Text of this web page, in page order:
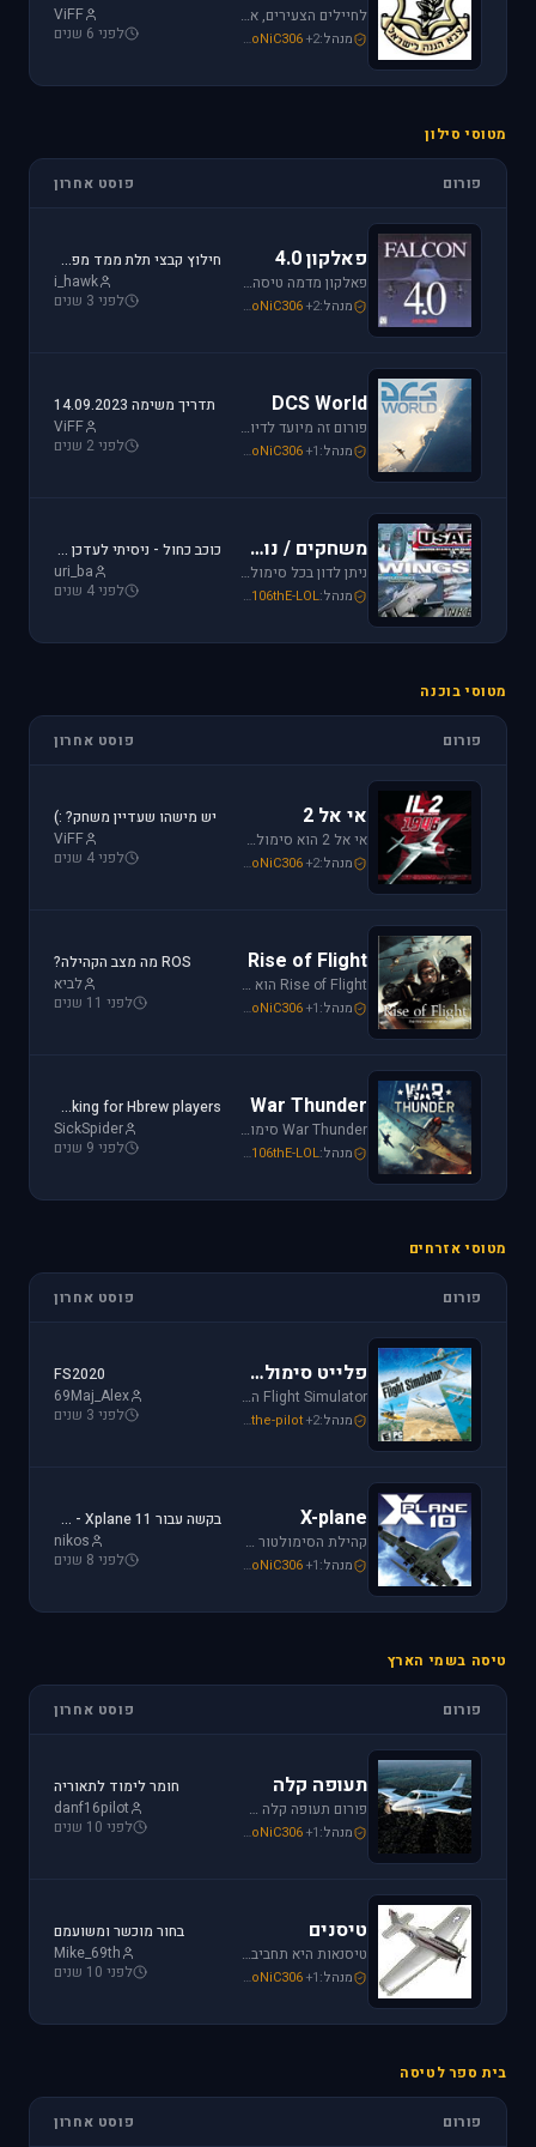
לחיילים הצעירים, אלו שעומדים ללבוש מדי זית ואלה שעדין קמים בבוקר לבית ספר, את כל הפרטים אודות הגיוס תמצאו כאן.
מנהל: loven SoNiC306+2
ViFF
לפני 6 שנים
מטוסי סילון
פורום פוסט אחרון
פאלקון 4.0
פאלקון מדמה טיסה בצורה ריאליסטית ומתקדמת במטוס ה-F-16. מתקשים? זקוקים לעזרה? רוצים לשתף תמונה או וידיאו מהטיסה שלכם ב- Falcon זהו הפורום המתאים.
מנהל: i_hawk SoNiC306+2
חילוץ קבצי תלת ממד מפאלקון
i_hawk
לפני 3 שנים
DCS World
פורום זה מיועד לדיון בסדרת הסימולטורים Digital Combat Simulator וכן בסדרת Lock On Modern Air Combat. מחפשים תמיכה? או סתם רוצים לשתף מידע ותמונות זהו המקום הנכון.
מנהל: SoNiC306+1
תדריך משימה 14.09.2023
ViFF
לפני 2 שנים
משחקים / נוסטלגיה
ניתן לדון בכל סימולטור טיסה או משחקים שאינם בגדר סימולטורים אשר אין להם פורום נפרד ובסימולטורים נוסטלגיים כגון: אף-15, אף-18, חיל האויר האמריקני, כוכב כחול - "חיל האויר הישראלי" וסטרייק פייטרס.
מנהל: Mike_69th ,106thE-LOL
כוכב כחול - ניסיתי לעדכן את לגירסה 1.1 וקיבלתי הודעת שגיאה.
uri_ba
לפני 4 שנים
מטוסי בוכנה
פורום פוסט אחרון
אי אל 2
אי אל 2 הוא סימולטור מלחמת העולם השניה מבית Oleg Maddox. טוס בספיטפייר ומוסטנג ושנה את ההיסטוריה במלחמות מעל שמי אירופה, צפון אפריקה והמזרח הרחוק.
מנהל: SoNiC306+2
יש מישהו שעדיין משחק? :)
ViFF
לפני 4 שנים
Rise of Flight
Rise of Flight הוא סימולטור מלחמת העולם הראשונה הטוב ביותר שיש! טוס בשמים הווירטואליים במטוסים האגדיים, Sopwith Camel, S.E.5a, Albatros D.Va וה-Fokker Dr.1 שטסו בהם אבירי מלחמת העולם. השמיים הווירטואליים צריכים אותך!
מנהל: Mike_69th SoNiC306+1
ROS מה מצב הקהילה?
לביא
לפני 11 שנים
War Thunder
War Thunder סימולטור טיסה קרבי השייך לתקופת מלחמת העולם השנייה, לכותר אפשרות לתפקד בקשת רחבה של רמות ריאליזם החל מאפשרות Arcade ועד לסימולטור של ממש.
מנהל: Mike_69th ,106thE-LOL
Looking for Hbrew players...
SickSpider
לפני 9 שנים
מטוסי אזרחים
פורום פוסט אחרון
פלייט סימולטור
Flight Simulator הוא סימולטור טיסה הפופולארי והריאליסטי ביותר בתחום התעופה האזרחית. שתף וקבל תמיכה עבור שדות תעופה, סינרים, צביעות ומטוסים עבור FSX ו-FS2004.
מנהל: Mike_69th ,the-pilot+2
FS2020
69Maj_Alex
לפני 3 שנים
X-plane
קהילת הסימולטור X-plane, סימולטור העתיד של התעופה האזרחית. בפורום תוכלו לקבל מידע ותמיכה. אז קדימה, תפסו את הג'ויסטיק והצטרפו לחוויה.
מנהל: Mike_69th SoNiC306+1
בקשה עבור Xplane 11 - צביעה של חברת ישראייר למטוס FF A320
nikos
לפני 8 שנים
טיסה בשמי הארץ
פורום פוסט אחרון
תעופה קלה
פורום תעופה קלה מתמחה בכל האפשרויות הקיימות: טייס ליום אחד, טיסה בשמי ישראל, חברות תעופה, בתי ספר לטיסה, רשיון טייס ואפילו טיסות רומנטיות.
מנהל: loven SoNiC306+1
חומר לימוד לתאוריה
danf16pilot
לפני 10 שנים
טיסנים
טיסנאות היא תחביב יקר, בואו לקבל תמיכה ומידע על טיסנים יד שניה, חנות טיסנים, טיסנים למתחילים וכמובן לשתף את החברים בחוויות. הצטרפו לפורום טיסנים!
מנהל: Iaf_Assaf SoNiC306+1
בחור מוכשר ומשועמם
Mike_69th
לפני 10 שנים
בית ספר לטיסה
פורום פוסט אחרון